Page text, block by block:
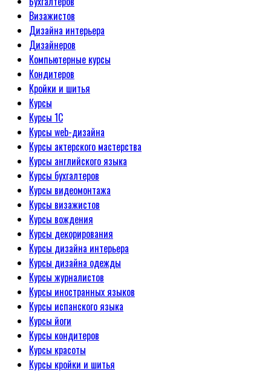
Визажистов
Дизайна интерьера
Дизайнеров
Компьютерные курсы
Кондитеров
Кройки и шитья
Курсы
Курсы 1С
Курсы web-дизайна
Курсы актерского мастерства
Курсы английского языка
Курсы бухгалтеров
Курсы видеомонтажа
Курсы визажистов
Курсы вождения
Курсы декорирования
Курсы дизайна интерьера
Курсы дизайна одежды
Курсы журналистов
Курсы иностранных языков
Курсы испанского языка
Курсы йоги
Курсы кондитеров
Курсы красоты
Курсы кройки и шитья